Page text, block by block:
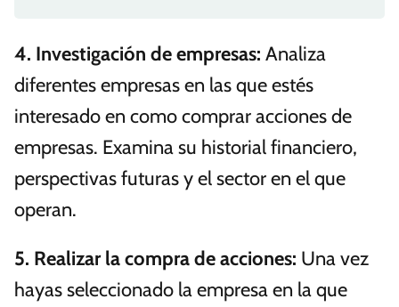
4. Investigación de empresas: Analiza
diferentes empresas en las que estés
interesado en como comprar acciones de
empresas. Examina su historial financiero,
perspectivas futuras y el sector en el que
operan.
5. Realizar la compra de acciones: Una vez
hayas seleccionado la empresa en la que